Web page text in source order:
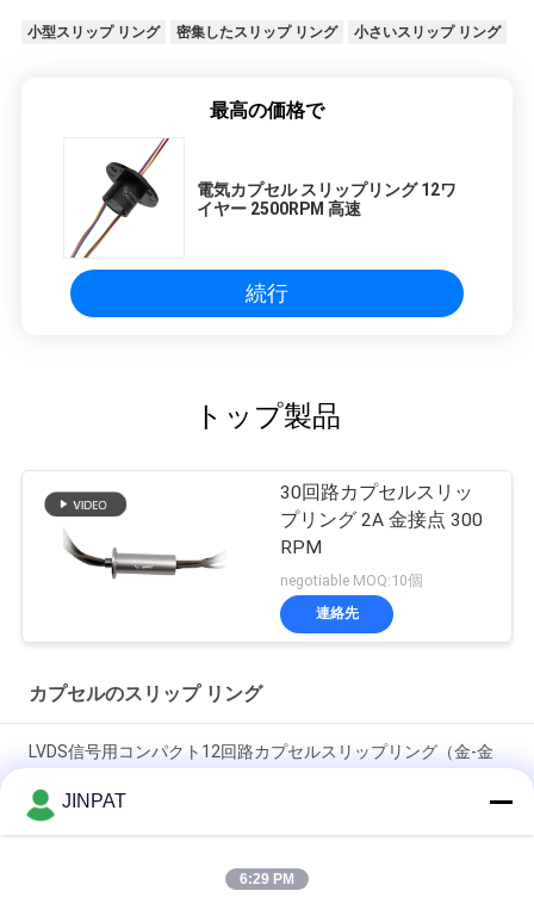
小型スリップ リング 密集したスリップ リング 小さいスリップ リング
最高の価格で
電気カプセル スリップリング 12ワ
イヤー 2500RPM 高速
続行
トップ製品
30回路カプセルスリッ
プリング 2A 金接点 300
RPM
negotiable MOQ:10個
連絡先
カプセルのスリップ リング
LVDS信号用コンパクト12回路カプセルスリップリング（金-金
18回路 250 RPM カプセルスリップリング、金-金接触、メカニ
JINPAT
6:29 PM